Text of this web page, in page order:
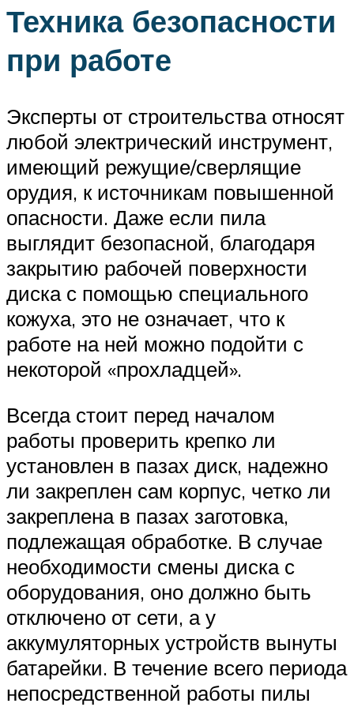
Техника безопасности
при работе
Эксперты от строительства относят
любой электрический инструмент,
имеющий режущие/сверлящие
орудия, к источникам повышенной
опасности. Даже если пила
выглядит безопасной, благодаря
закрытию рабочей поверхности
диска с помощью специального
кожуха, это не означает, что к
работе на ней можно подойти с
некоторой «прохладцей».
Всегда стоит перед началом
работы проверить крепко ли
установлен в пазах диск, надежно
ли закреплен сам корпус, четко ли
закреплена в пазах заготовка,
подлежащая обработке. В случае
необходимости смены диска с
оборудования, оно должно быть
отключено от сети, а у
аккумуляторных устройств вынуты
батарейки. В течение всего периода
непосредственной работы пилы